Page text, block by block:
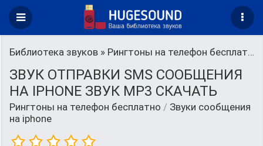
Библиотека звуков » Рингтоны на телефон бесплатно
ЗВУК ОТПРАВКИ SMS СООБЩЕНИЯ
НА IPHONE ЗВУК MP3 СКАЧАТЬ
Рингтоны на телефон бесплатно / Звуки сообщения
на iphone